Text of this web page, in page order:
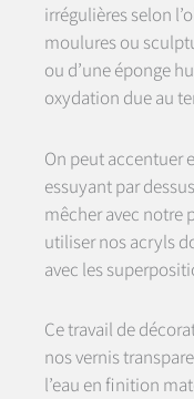
irrégulières selon
moulures ou
ou d’une éponge
oxydation due au
On peut accentuer
essuyant par
mêcher avec notre
utiliser nos acryls
avec les
Ce travail de
nos vernis
l’eau en finition